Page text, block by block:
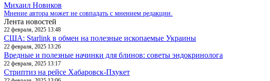
Михаил Новиков
Мнение автора может не совпадать с мнением редакции.
Лента новостей
22 февраля, 2025 13:48
США: Starlink в обмен на полезные ископаемые Украины
22 февраля, 2025 13:26
Вредные и полезные начинки для блинов: советы эндокринолога
22 февраля, 2025 13:17
Стриптиз на рейсе Хабаровск-Пхукет